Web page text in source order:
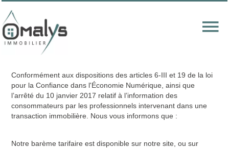
Conformément aux dispositions des articles 6-III et 19 de la loi
pour la Confiance dans l'Économie Numérique, ainsi que
l’arrêté du 10 janvier 2017 relatif à l’information des
consommateurs par les professionnels intervenant dans une
transaction immobilière. Nous vous informons que :
Notre barème tarifaire est disponible sur notre site, ou sur